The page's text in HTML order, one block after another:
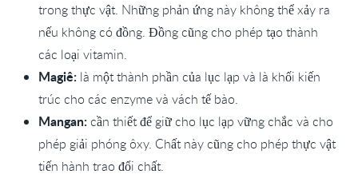
trong thực vật. Những phản ứng này không thể xảy ra
nếu không có đồng. Đồng cũng cho phép tạo thành
các loại vitamin.
Magiê: là một thành phần của lục lạp và là khối kiến
trúc cho các enzyme và vách tế bào.
Mangan: cần thiết để giữ cho lục lạp vững chắc và cho
phép giải phóng ôxy. Chất này cũng cho phép thực vật
tiến hành trao đổi chất.